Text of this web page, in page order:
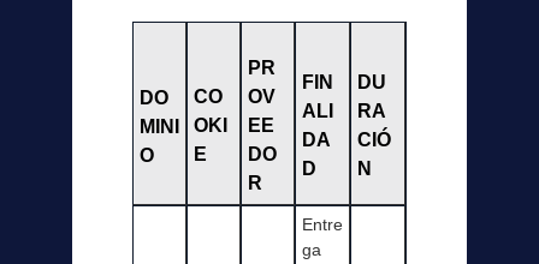
DO
MINI
O
CO
OKI
E
PR
OV
EE
DO
R
FIN
ALI
DA
D
DU
RA
CIÓ
N
Entre
ga